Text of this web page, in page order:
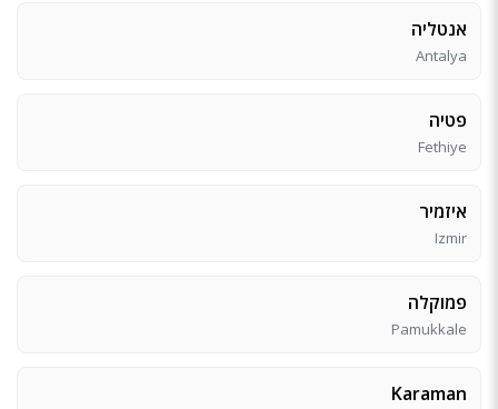
אנטליה
Antalya
פטיה
Fethiye
איזמיר
Izmir
פמוקלה
Pamukkale
Karaman